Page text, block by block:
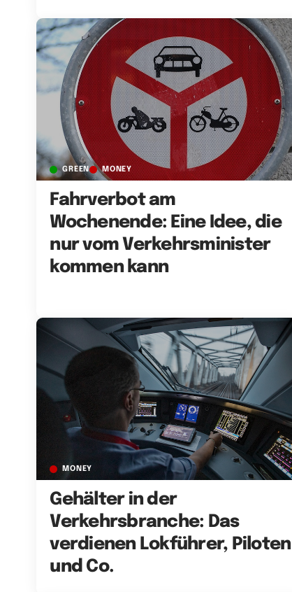
GREEN MONEY
Fahrverbot am
Wochenende: Eine Idee, die
nur vom Verkehrsminister
kommen kann
MONEY
Gehälter in der
Verkehrsbranche: Das
verdienen Lokführer, Piloten
und Co.